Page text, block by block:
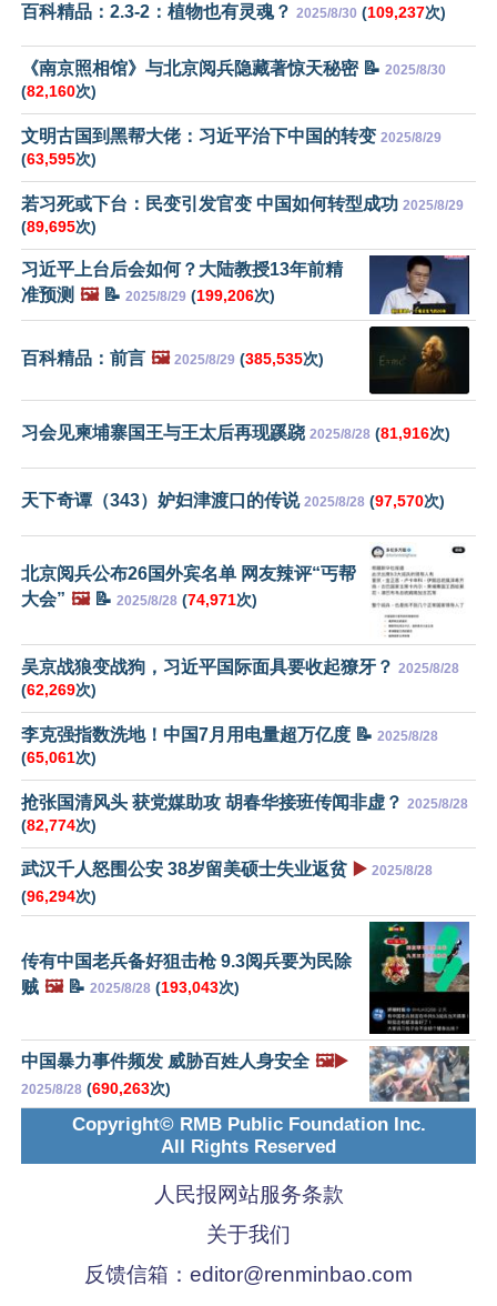
百科精品：2.3-2：植物也有灵魂？ 2025/8/30 (109,237次)
《南京照相馆》与北京阅兵隐藏著惊天秘密 📝 2025/8/30
(82,160次)
文明古国到黑帮大佬：习近平治下中国的转变 2025/8/29
(63,595次)
若习死或下台：民变引发官变 中国如何转型成功 2025/8/29
(89,695次)
习近平上台后会如何？大陆教授13年前精
准预测 🖼️📝 2025/8/29 (199,206次)
百科精品：前言 🖼️ 2025/8/29 (385,535次)
习会见柬埔寨国王与王太后再现蹊跷 2025/8/28 (81,916次)
天下奇谭（343）妒妇津渡口的传说 2025/8/28 (97,570次)
北京阅兵公布26国外宾名单 网友辣评“丐帮
大会” 🖼️📝 2025/8/28 (74,971次)
吴京战狼变战狗，习近平国际面具要收起獠牙？ 2025/8/28
(62,269次)
李克强指数洗地！中国7月用电量超万亿度 📝 2025/8/28
(65,061次)
抢张国清风头 获党媒助攻 胡春华接班传闻非虚？ 2025/8/28
(82,774次)
武汉千人怒围公安 38岁留美硕士失业返贫 ▶️ 2025/8/28
(96,294次)
传有中国老兵备好狙击枪 9.3阅兵要为民除
贼 🖼️📝 2025/8/28 (193,043次)
中国暴力事件频发 威胁百姓人身安全 🖼️▶️
2025/8/28 (690,263次)
Copyright© RMB Public Foundation Inc.
All Rights Reserved
人民报网站服务条款
关于我们
反馈信箱： editor@renminbao.com